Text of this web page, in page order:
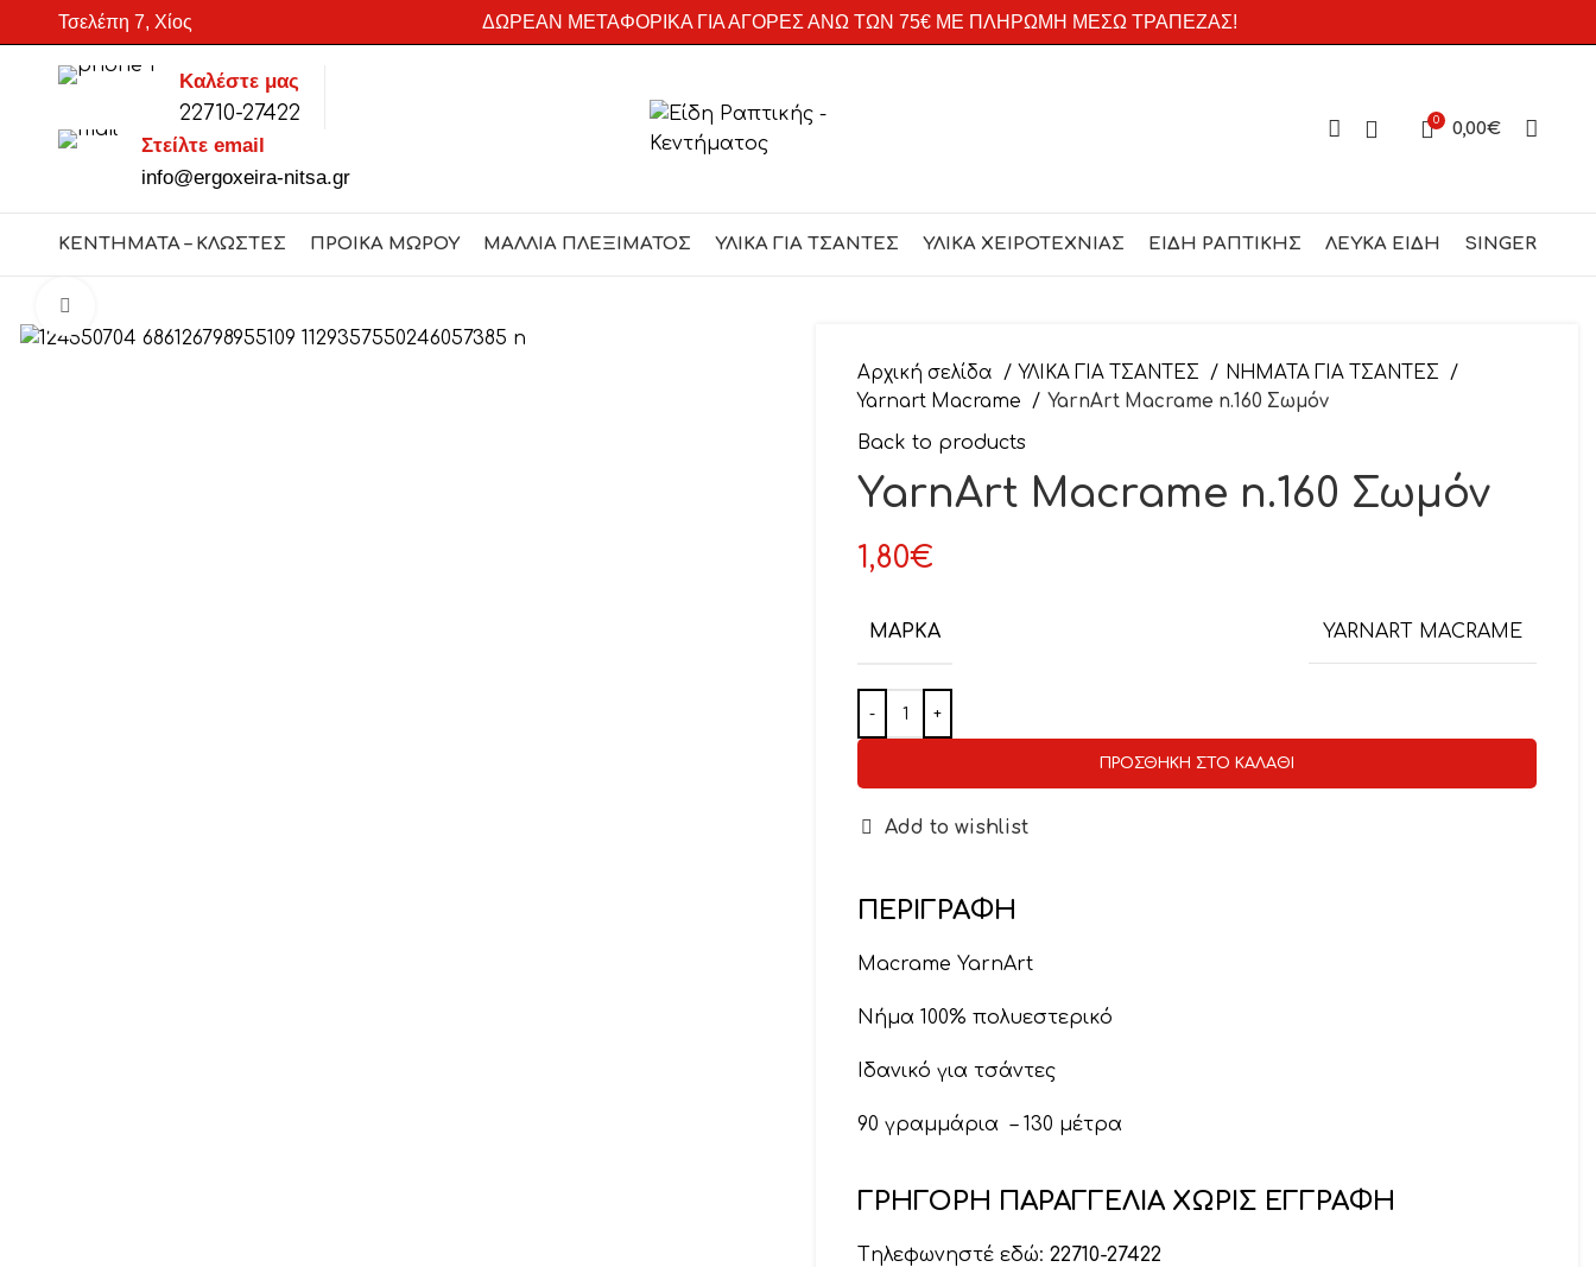
Τσελέπη 7, Χίος ΔΩΡΕΑΝ ΜΕΤΑΦΟΡΙΚΑ ΓΙΑ ΑΓΟΡΕΣ ΑΝΩ ΤΩΝ 75€ ΜΕ ΠΛΗΡΩΜΗ ΜΕΣΩ ΤΡΑΠΕΖΑΣ!
Καλέστε μας
22710-27422
Στείλτε email
info@ergoxeira-nitsa.gr
0 0,00€
ΚΕΝΤΗΜΑΤΑ – ΚΛΩΣΤΕΣ ΠΡΟΙΚΑ ΜΩΡΟΥ ΜΑΛΛΙΑ ΠΛΕΞΙΜΑΤΟΣ ΥΛΙΚΑ ΓΙΑ ΤΣΑΝΤΕΣ ΥΛΙΚΑ ΧΕΙΡΟΤΕΧΝΙΑΣ ΕΙΔΗ ΡΑΠΤΙΚΗΣ ΛΕΥΚΑ ΕΙΔΗ SINGER
Αρχική σελίδα ΥΛΙΚΑ ΓΙΑ ΤΣΑΝΤΕΣ
ΝΗΜΑΤΑ ΓΙΑ ΤΣΑΝΤΕΣ
Yarnart Macrame
YarnArt Macrame n.160 Σωμόν
Back to products
YarnArt Macrame n.160 Σωμόν
1,80€
ΜΆΡΚΑ YARNART MACRAME
ΠΡΟΣΘΉΚΗ ΣΤΟ ΚΑΛΆΘΙ
Add to wishlist
ΠΕΡΙΓΡΑΦΉ
Macrame YarnArt
Νήμα 100% πολυεστερικό
Ιδανικό για τσάντες
90 γραμμάρια – 130 μέτρα
ΓΡΗΓΟΡΗ ΠΑΡΑΓΓΕΛΙΑ ΧΩΡΙΣ ΕΓΓΡΑΦΗ
Tηλεφωνηστέ εδώ: 22710-27422
SEARCH
Start typing to see products you are looking for.